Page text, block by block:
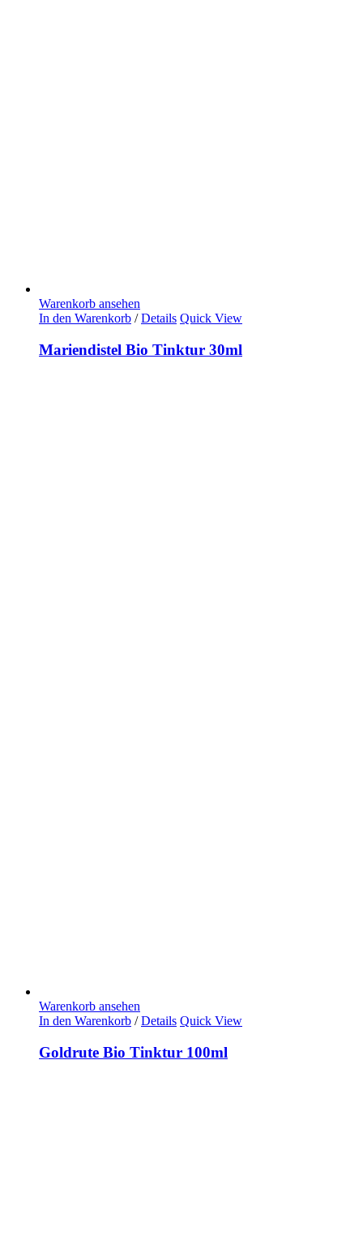
Warenkorb ansehen
In den Warenkorb / Details Quick View
Mariendistel Bio Tinktur 30ml
Warenkorb ansehen
In den Warenkorb / Details Quick View
Goldrute Bio Tinktur 100ml